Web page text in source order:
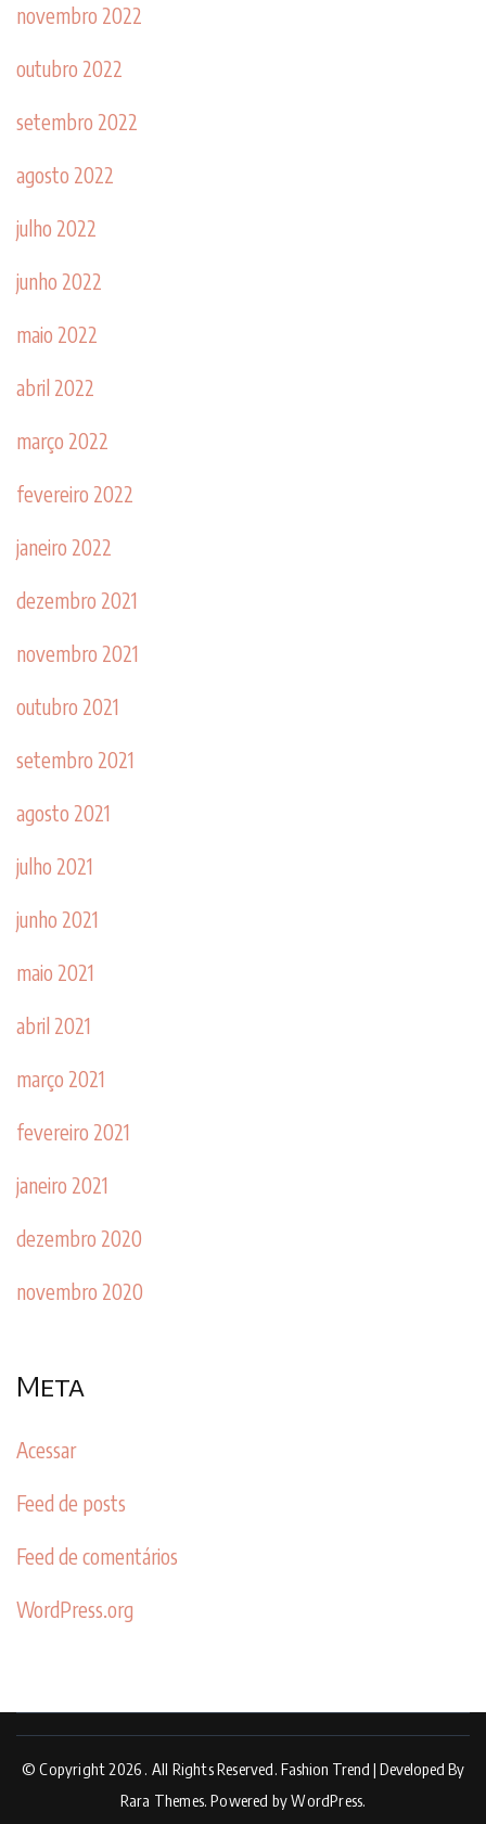
novembro 2022
outubro 2022
setembro 2022
agosto 2022
julho 2022
junho 2022
maio 2022
abril 2022
março 2022
fevereiro 2022
janeiro 2022
dezembro 2021
novembro 2021
outubro 2021
setembro 2021
agosto 2021
julho 2021
junho 2021
maio 2021
abril 2021
março 2021
fevereiro 2021
janeiro 2021
dezembro 2020
novembro 2020
Meta
Acessar
Feed de posts
Feed de comentários
WordPress.org
© Copyright 2026 . All Rights Reserved. Fashion Trend | Developed By
Rara Themes. Powered byWordPress.